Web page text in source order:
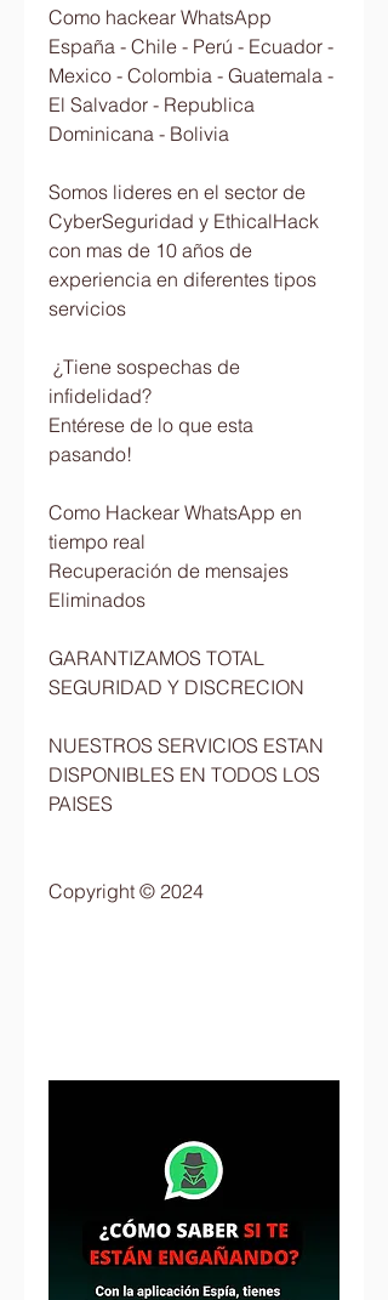
Como hackear WhatsApp
España - Chile - Perú - Ecuador -
Mexico - Colombia - Guatemala -
El Salvador - Republica
Dominicana - Bolivia
Somos lideres en el sector de
CyberSeguridad y EthicalHack
con mas de 10 años de
experiencia en diferentes tipos
servicios
infidelidad?
Entérese de lo que esta
pasando!
Como Hackear WhatsApp en
tiempo real
Recuperación de mensajes
Eliminados
GARANTIZAMOS TOTAL
NUESTROS SERVICIOS ESTAN
DISPONIBLES EN TODOS LOS
PAISES
Copyright © 2024